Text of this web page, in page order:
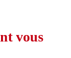
vous